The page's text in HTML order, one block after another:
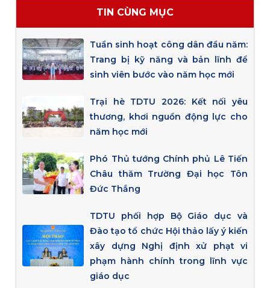
TIN CÙNG MỤC
Tuần sinh hoạt công dân đầu năm:
Trang bị kỹ năng và bản lĩnh để
sinh viên bước vào năm học mới
Trại hè TDTU 2026: Kết nối yêu
thương, khơi nguồn động lực cho
năm học mới
Phó Thủ tướng Chính phủ Lê Tiến
Châu thăm Trường Đại học Tôn
Đức Thắng
TDTU phối hợp Bộ Giáo dục và
Đào tạo tổ chức Hội thảo lấy ý kiến
xây dựng Nghị định xử phạt vi
phạm hành chính trong lĩnh vực
giáo dục